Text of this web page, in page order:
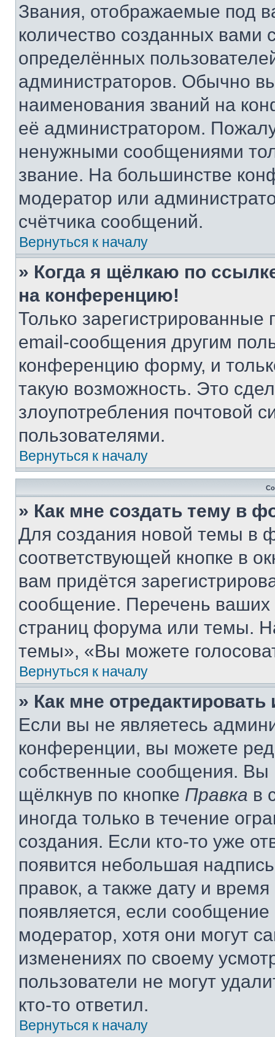
Звания, отображаемые под
количество созданных
определённых
администраторов. Обычно
наименования званий на
её администратором.
ненужными сообщениями
звание. На большинстве
модератор или
счётчика сообщений.
Вернуться к началу
» Когда я щёлкаю по
на конференцию!
Только зарегистрированные
email-сообщения другим
конференцию форму, и
такую возможность. Это
злоупотребления почтовой
пользователями.
Вернуться к началу
» Как мне создать тему в
Для создания новой темы в
соответствующей кнопке в
вам придётся
сообщение. Перечень ваших
страниц форума или темы.
темы», «Вы можете
Вернуться к началу
» Как мне
Если вы не являетесь
конференции, вы можете
собственные сообщения. Вы
щёлкнув по кнопке Правка в
иногда только в течение
создания. Если кто-то уже
появится небольшая
правок, а также дату и
появляется, если
модератор, хотя они могут
изменениях по своему
пользователи не могут
кто-то ответил.
Вернуться к началу